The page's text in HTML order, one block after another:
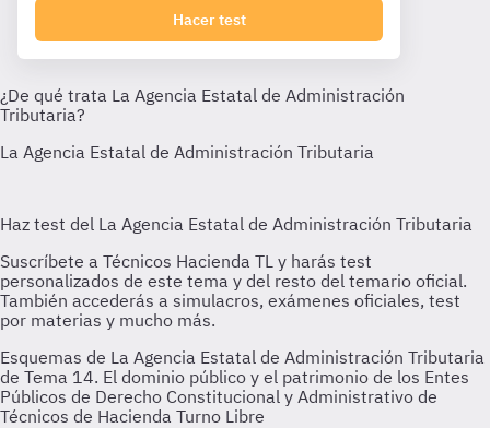
Hacer test
Esquemas de La Agencia Estatal de Administración Tributaria
de Tema 14. El dominio público y el patrimonio de los Entes
Públicos de Derecho Constitucional y Administrativo de
Técnicos de Hacienda Turno Libre